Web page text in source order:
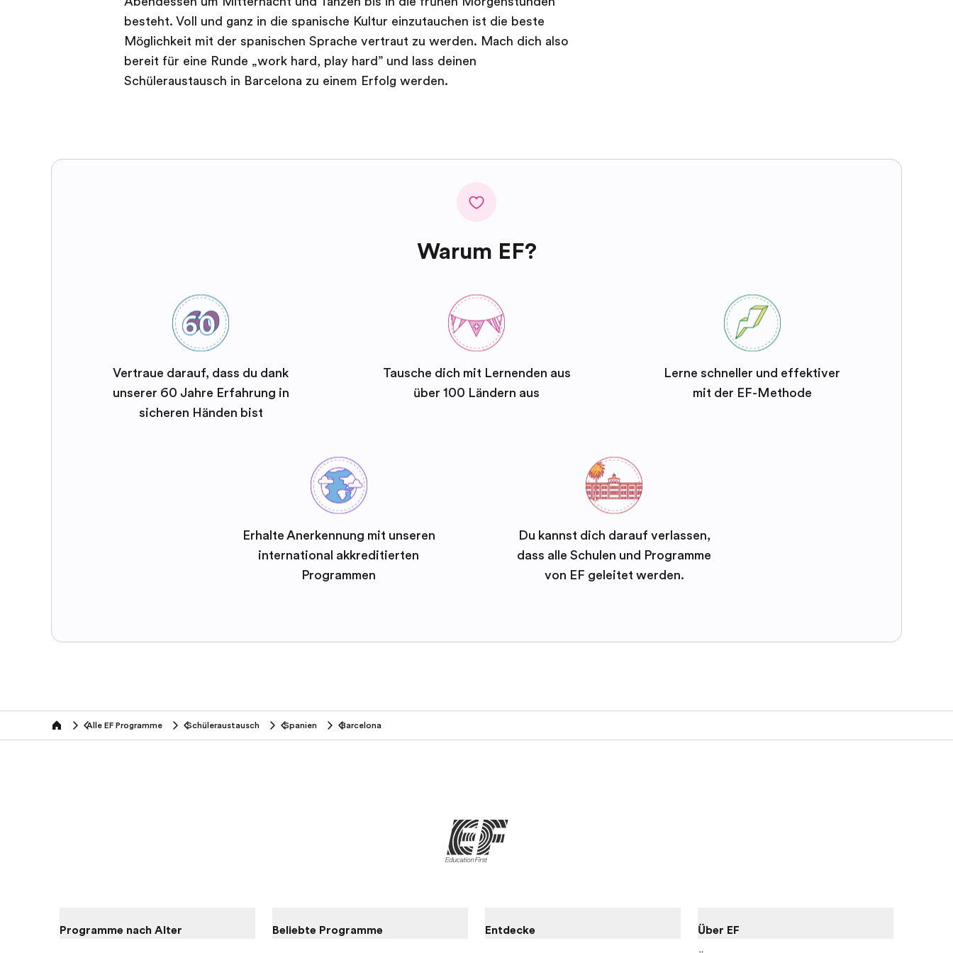
besteht. Voll und ganz in die spanische Kultur einzutauchen ist die beste
Möglichkeit mit der spanischen Sprache vertraut zu werden. Mach dich also
bereit für eine Runde „work hard, play hard” und lass deinen
Schüleraustausch in Barcelona zu einem Erfolg werden.
Warum EF?
Vertraue darauf, dass du dank
unserer 60 Jahre Erfahrung in
sicheren Händen bist
Tausche dich mit Lernenden aus
über 100 Ländern aus
Lerne schneller und effektiver
mit der EF-Methode
Erhalte Anerkennung mit unseren
international akkreditierten
Programmen
Du kannst dich darauf verlassen,
dass alle Schulen und Programme
von EF geleitet werden.
home Alle EF Programme Schüleraustausch Spanien Barcelona
Programme nach Alter Beliebte Programme Entdecke Über EF